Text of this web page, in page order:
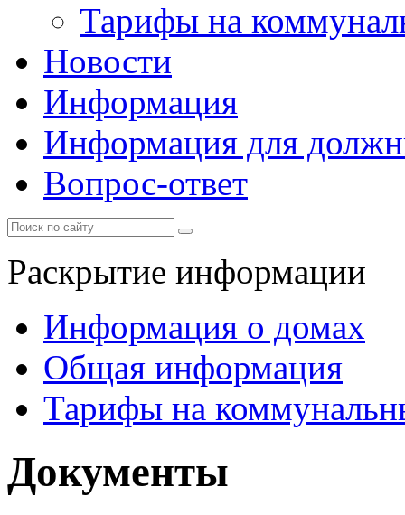
Тарифы на
Новости
Информация
Информация для
Вопрос-ответ
Раскрытие информации
Информация о домах
Общая информация
Тарифы на
Документы